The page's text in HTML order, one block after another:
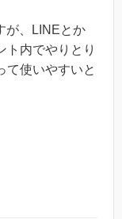
が、LINEとか
ト内でやりとり
て使いやすいと